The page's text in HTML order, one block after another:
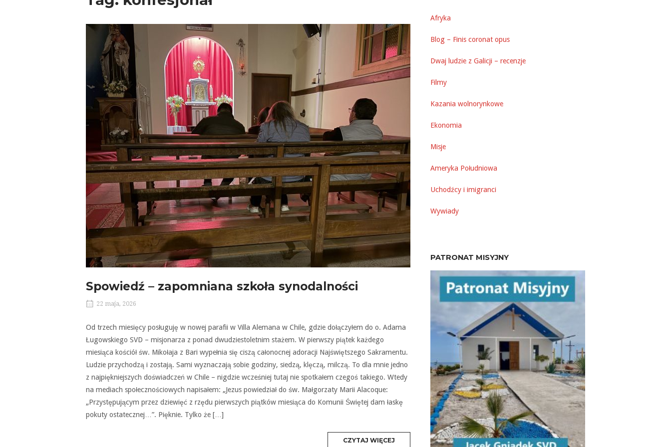
Spowiedź – zapomniana szkoła synodalności
22 maja, 2026
Od trzech miesięcy posługuję w nowej parafii w Villa Alemana w Chile, gdzie dołączyłem do o. Adama
Ługowskiego SVD – misjonarza z ponad dwudziestoletnim stażem. W pierwszy piątek każdego
miesiąca kościół św. Mikołaja z Bari wypełnia się ciszą całonocnej adoracji Najświętszego Sakramentu.
Ludzie przychodzą i zostają. Sami wyznaczają sobie godziny, siedzą, klęczą, milczą. To dla mnie jedno
z najpiękniejszych doświadczeń w Chile – nigdzie wcześniej tutaj nie spotkałem czegoś takiego. Wtedy
na mediach społecznościowych napisałem: „Jezus powiedział do św. Małgorzaty Marii Alacoque:
„Przystępującym przez dziewięć z rzędu pierwszych piątków miesiąca do Komunii Świętej dam łaskę
pokuty ostatecznej…”. Pięknie. Tylko że […]
CZYTAJ WIĘCEJ
Afryka
Blog – Finis coronat opus
Dwaj ludzie z Galicji – recenzje
Filmy
Kazania wolnorynkowe
Ekonomia
Misje
Ameryka Południowa
Uchodźcy i imigranci
Wywiady
PATRONAT MISYJNY